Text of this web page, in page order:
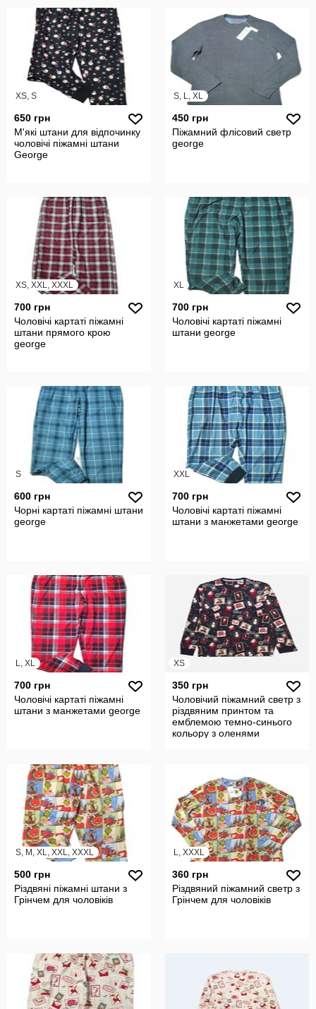
XS, S
650 грн
М'які штани для відпочинку
чоловічі піжамні штани
George
S, L, XL
450 грн
Піжамний флісовий светр
george
XS, XXL, XXXL
700 грн
Чоловічі картаті піжамні
штани прямого крою
george
XL
700 грн
Чоловічі картаті піжамні
штани george
S
600 грн
Чорні картаті піжамні штани
george
XXL
700 грн
Чоловічі картаті піжамні
штани з манжетами george
L, XL
700 грн
Чоловічі картаті піжамні
штани з манжетами george
XS
350 грн
Чоловічий піжамний светр з
різдвяним принтом та
емблемою темно-синього
кольору з оленями
S, M, XL, XXL, XXXL
500 грн
Різдвяні піжамні штани з
Грінчем для чоловіків
L, XXXL
360 грн
Різдвяний піжамний светр з
Грінчем для чоловіків